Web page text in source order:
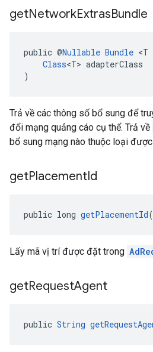
getNetworkExtrasBundle
public @Nullable Bundle <T
Class<T> adapterClass
)
Trả về các thông số bổ sung để
đổi mạng quảng cáo cụ thể. Trả về
bổ sung mạng nào thuộc loại
getPlacementId
public long getPlacementId
Lấy mã vị trí được đặt trong
getRequestAgent
public String